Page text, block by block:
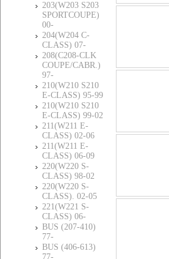
203(W203 S203
SPORTCOUPE)
00-
204(W204 C-
CLASS) 07-
208(C208-CLK
COUPE/CABR.)
97-
210(W210 S210
E-CLASS) 95-99
210(W210 S210
E-CLASS) 99-02
211(W211 E-
CLASS) 02-06
211(W211 E-
CLASS) 06-09
220(W220 S-
CLASS) 98-02
220(W220 S-
CLASS). 02-05
221(W221 S-
CLASS) 06-
BUS (207-410)
77-
BUS (406-613)
77-